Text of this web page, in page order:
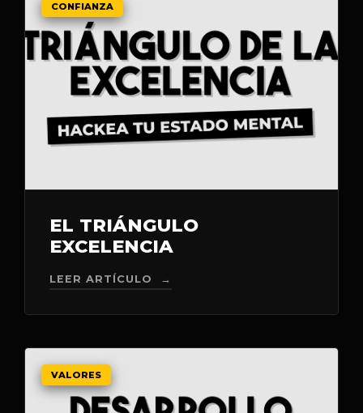
CONFIANZA
EL TRIÁNGULO
EXCELENCIA
LEER ARTÍCULO →
VALORES